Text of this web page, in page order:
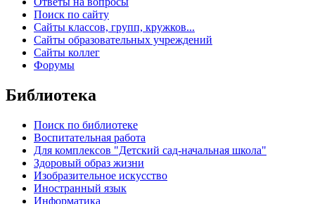
Поиск по сайту
Сайты классов, групп, кружков...
Сайты образовательных учреждений
Сайты коллег
Форумы
Библиотека
Поиск по библиотеке
Воспитательная работа
Для комплексов "Детский сад-начальная школа"
Здоровый образ жизни
Изобразительное искусство
Иностранный язык
Информатика